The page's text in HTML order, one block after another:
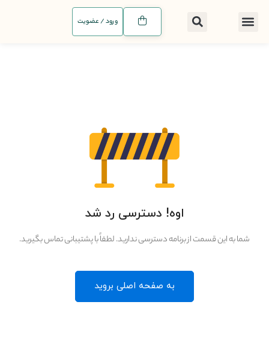
ورود / عضویت
اوه! دسترسی رد شد
شما به این قسمت از برنامه دسترسی ندارید. لطفاً با پشتیبانی تماس بگیرید.
به صفحه اصلی بروید